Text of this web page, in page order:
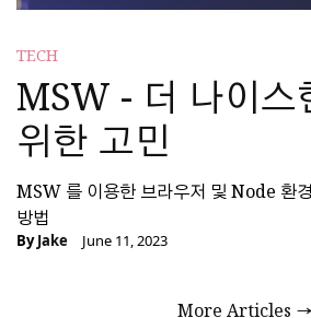
TECH
MSW - 더 나이스
위한 고민
MSW 를 이용한 브라우저 및 Node 환
방법
ByJake June 11, 2023
More Articles →